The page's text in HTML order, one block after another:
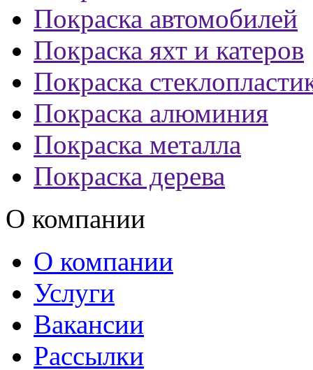
Покраска автомобилей
Покраска яхт и катеров
Покраска
Покраска алюминия
Покраска металла
Покраска дерева
О компании
О компании
Услуги
Вакансии
Рассылки